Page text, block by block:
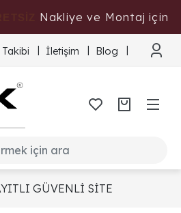
Nakliye ve Montaj için
Tıklayınızİletişim Blog
GÜVENLİ SİTE